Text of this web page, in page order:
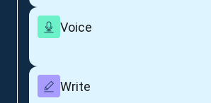
Voice
Write